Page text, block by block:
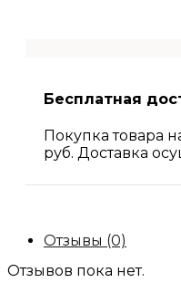
Бесплатная
Покупка товара
руб. Доставка
Отзывы (0)
Отзывов пока нет.